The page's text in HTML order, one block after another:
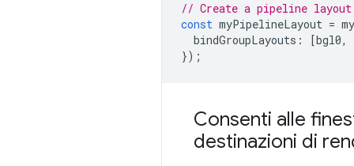
// Create a pipeline
const myPipelineLayout =
bindGroupLayouts : [bgl0,
});
Consenti alle
destinazioni di